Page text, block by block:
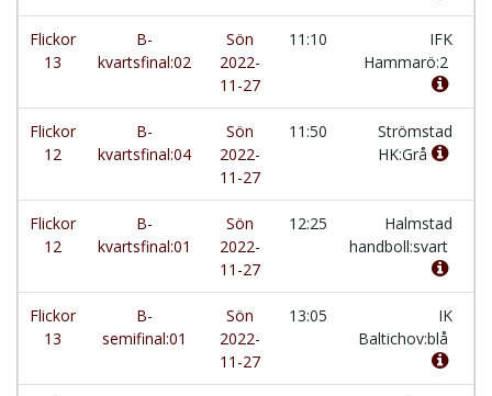
Flickor
13
B-
kvartsfinal:02
Sön
2022-
11-27
11:10
IFK
Hammarö:2
Flickor
12
B-
kvartsfinal:04
Sön
2022-
11-27
11:50
Strömstad
HK:Grå
Flickor
12
B-
kvartsfinal:01
Sön
2022-
11-27
12:25
Halmstad
handboll:svart
Flickor
13
B-
semifinal:01
Sön
2022-
11-27
13:05
IK
Baltichov:blå